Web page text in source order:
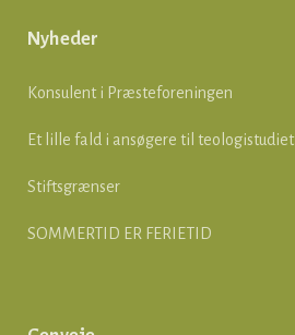
Nyheder
Konsulent i Præsteforeningen
Et lille fald i ansøgere til teologistudiet
Stiftsgrænser
SOMMERTID ER FERIETID